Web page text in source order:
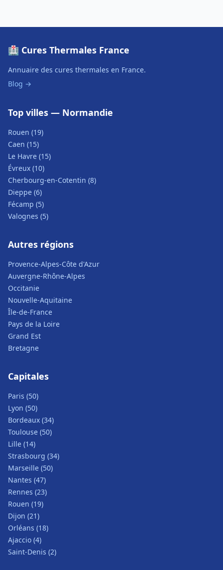
🏥 Cures Thermales France
Annuaire des cures thermales en France.
Blog →
Top villes — Normandie
Rouen (19)
Caen (15)
Le Havre (15)
Évreux (10)
Cherbourg-en-Cotentin (8)
Dieppe (6)
Fécamp (5)
Valognes (5)
Autres régions
Provence-Alpes-Côte d'Azur
Auvergne-Rhône-Alpes
Occitanie
Nouvelle-Aquitaine
Île-de-France
Pays de la Loire
Grand Est
Bretagne
Capitales
Paris (50)
Lyon (50)
Bordeaux (34)
Toulouse (50)
Lille (14)
Strasbourg (34)
Marseille (50)
Nantes (47)
Rennes (23)
Rouen (19)
Dijon (21)
Orléans (18)
Ajaccio (4)
Saint-Denis (2)